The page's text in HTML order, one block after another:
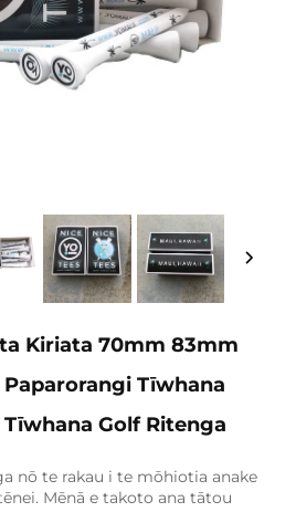
Kiriata 70mm 83mm
Tīwhana
Golf Ritenga
nō te rakau i te mōhiotia anake
Mēnā e takoto ana tātou